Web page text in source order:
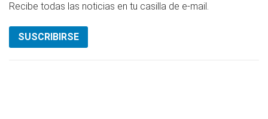
Recibe todas las noticias en tu casilla de e-mail.
SUSCRIBIRSE